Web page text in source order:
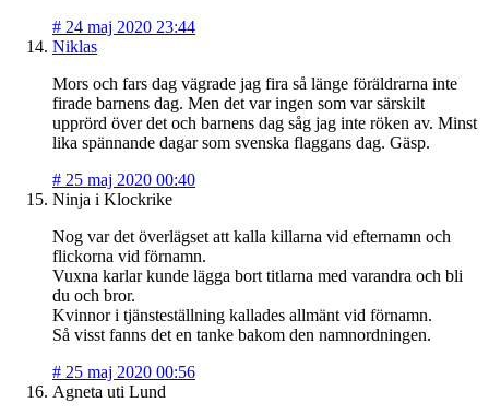
# 24 maj 2020 23:44
Niklas
Mors och fars dag vägrade jag fira så länge föräldrarna inte
firade barnens dag. Men det var ingen som var särskilt
upprörd över det och barnens dag såg jag inte röken av. Minst
lika spännande dagar som svenska flaggans dag. Gäsp.
# 25 maj 2020 00:40
Ninja i Klockrike
Nog var det överlägset att kalla killarna vid efternamn och
flickorna vid förnamn.
Vuxna karlar kunde lägga bort titlarna med varandra och bli
du och bror.
Kvinnor i tjänsteställning kallades allmänt vid förnamn.
Så visst fanns det en tanke bakom den namnordningen.
# 25 maj 2020 00:56
Agneta uti Lund